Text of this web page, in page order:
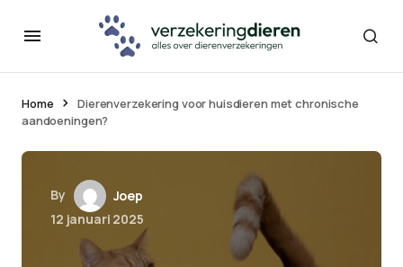
Home
Dierenverzekering voor huisdieren met chronische
aandoeningen?
By
Joep
12 januari 2025